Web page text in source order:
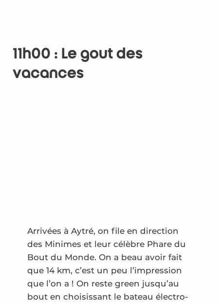
11h00 : Le goût des
vacances
Arrivées à Aytré, on file en direction
des Minimes et leur célèbre Phare du
Bout du Monde. On a beau avoir fait
que 14 km, c’est un peu l’impression
que l’on a ! On reste green jusqu’au
bout en choisissant le bateau électro-